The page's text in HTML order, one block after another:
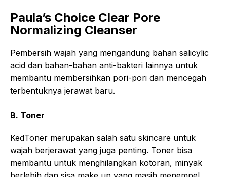
Paula’s Choice Clear Pore
Normalizing Cleanser
Pembersih wajah yang mengandung bahan salicylic
acid dan bahan-bahan anti-bakteri lainnya untuk
membantu membersihkan pori-pori dan mencegah
terbentuknya jerawat baru.
B. Toner
KedToner merupakan salah satu skincare untuk
wajah berjerawat yang juga penting. Toner bisa
membantu untuk menghilangkan kotoran, minyak